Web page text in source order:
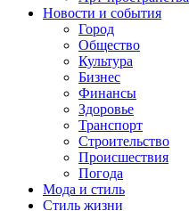
Новости и события
Город
Общество
Культура
Бизнес
Финансы
Здоровье
Транспорт
Строительство
Происшествия
Погода
Мода и стиль
Стиль жизни